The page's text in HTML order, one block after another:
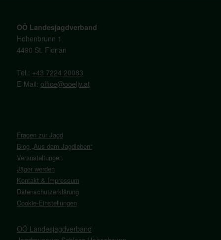
OÖ Landesjagdverband
Hohenbrunn 1
4490 St. Florian
Tel.: +43 7224 20083
E-Mail: office@ooeljv.at
Fragen zur Jagd
Blog „Aus dem Jagdleben“
Veranstaltungen
Jäger werden
Kontakt & Impressum
Datenschutzerklärung
Cookie-Einstellungen
OÖ Landesjagdverband